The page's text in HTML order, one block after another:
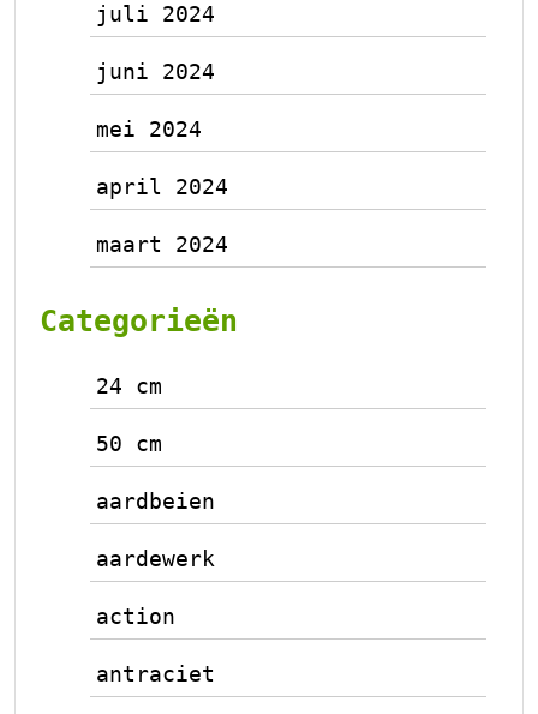
juli 2024
juni 2024
mei 2024
april 2024
maart 2024
Categorieën
24 cm
50 cm
aardbeien
aardewerk
action
antraciet